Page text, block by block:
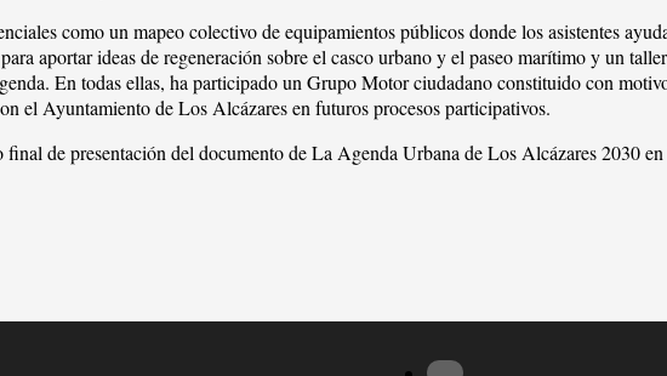
como un mapeo colectivo de equipamientos públicos donde los asistentes
aportar ideas de regeneración sobre el casco urbano y el paseo marítimo y un
En todas ellas, ha participado un Grupo Motor ciudadano constituido con
el Ayuntamiento de Los Alcázares en futuros procesos participativos.
de presentación del documento de La Agenda Urbana de Los Alcázares 2030